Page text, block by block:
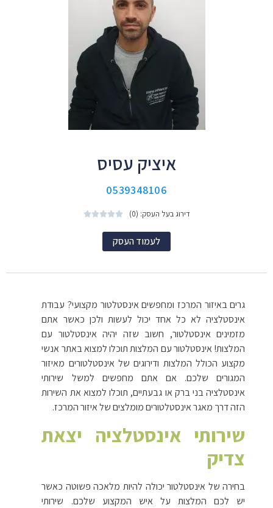
איציק עסיס
0539348106
דירוג בעל העסק: (0) 




לעמוד העסק
גרים באיזור המרכז ומחפשים אינסטלטור מקצועי? עבודת
אינסטלציה לא כל אחד יכול לעשות ולכן כאשר אתם
מזמינים אינסטלטור, חשוב שזה יהיה אינסטלטור עם
המלצות! אינסטלטור עם המלצות תוכלו למצוא באתר אנשי
מקצוע הכולל המלצות ודירוגים של אינסטלטורים מאיזור
המגורים שלכם. אם אתם מחפשים למשל שירותי
אינסטלציה בני ברק או גבעתיים, תוכלו למצוא את השירות
הזה דרך מאגר אינסטלטורים מומלצים של איזור המרכז.
שירותי אינסטלציה יצאת
צדיק
בחירה של אינסטלטור יכולה להיות מלאכה פשוטה כאשר
יש לכם המלצות על איש המקצוע שלכם. שירותי